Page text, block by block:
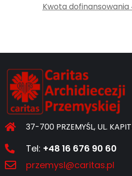
Kwota dofinansowania
37-700 PRZEMYŚL, UL.
Tel: +48 16 676 90 60
przemysl@caritas.pl